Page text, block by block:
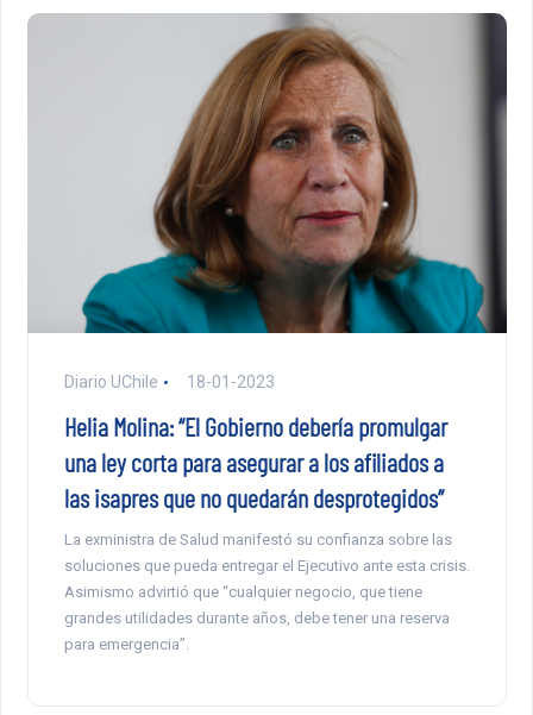
Diario UChile 18-01-2023
Helia Molina: “El Gobierno debería promulgar
una ley corta para asegurar a los afiliados a
las isapres que no quedarán desprotegidos”
La exministra de Salud manifestó su confianza sobre las
soluciones que pueda entregar el Ejecutivo ante esta crisis.
Asimismo advirtió que “cualquier negocio, que tiene
grandes utilidades durante años, debe tener una reserva
para emergencia”.